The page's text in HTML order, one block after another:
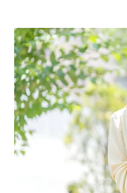
安心・安全な
分の魅力
漫画特集
治療院専用サ
ダイエット生
しい活用法
持続可能なダ